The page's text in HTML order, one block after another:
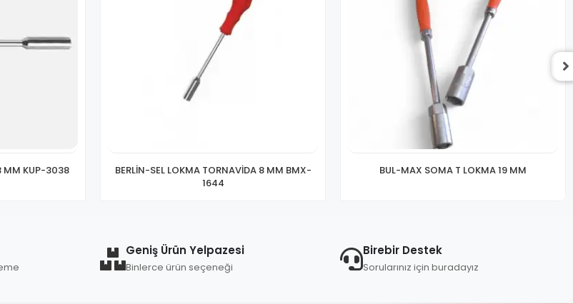
MM KUP-3038
BERLİN-SEL LOKMA TORNAVİDA 8 MM BMX-
1644
BUL-MAX SOMA T LOKMA 19 MM
Geniş Ürün Yelpazesi
Binlerce ürün seçeneği
Birebir Destek
Sorularınız için buradayız